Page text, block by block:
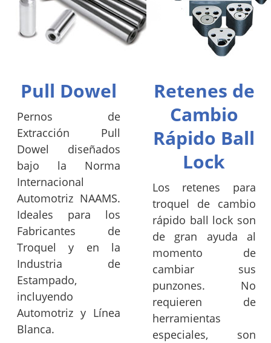
Pull Dowel
Pernos de
Extracción Pull
Dowel diseñados
bajo la Norma
Internacional
Automotriz NAAMS.
Ideales para los
Fabricantes de
Troquel y en la
Industria de
Estampado,
incluyendo
Automotriz y Línea
Blanca.
Retenes de
Cambio
Rápido Ball
Lock
Los retenes para
troquel de cambio
rápido ball lock son
de gran ayuda al
momento de
cambiar sus
punzones. No
requieren de
herramientas
especiales, son